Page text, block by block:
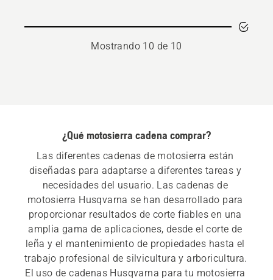
Mostrando 10 de 10
¿Qué motosierra cadena comprar?
Las diferentes cadenas de motosierra están
diseñadas para adaptarse a diferentes tareas y
necesidades del usuario. Las cadenas de
motosierra Husqvarna se han desarrollado para
proporcionar resultados de corte fiables en una
amplia gama de aplicaciones, desde el corte de
leña y el mantenimiento de propiedades hasta el
trabajo profesional de silvicultura y arboricultura.
El uso de cadenas Husqvarna para tu motosierra